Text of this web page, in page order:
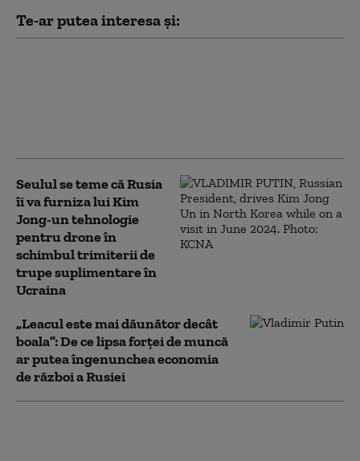
Te-ar putea interesa și:
Seulul se teme că Rusia
îi va furniza lui Kim
Jong-un tehnologie
pentru drone în
schimbul trimiterii de
trupe suplimentare în
Ucraina
„Leacul este mai dăunător decât
boala”: De ce lipsa forței de muncă
ar putea îngenunchea economia
de război a Rusiei